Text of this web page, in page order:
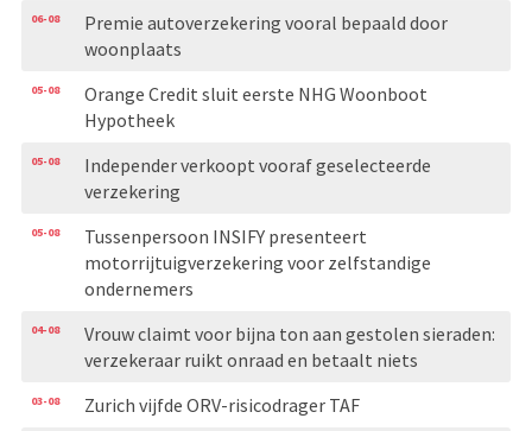
06-08
Premie autoverzekering vooral bepaald door
woonplaats
05-08
Orange Credit sluit eerste NHG Woonboot
Hypotheek
05-08
Independer verkoopt vooraf geselecteerde
verzekering
05-08
Tussenpersoon INSIFY presenteert
motorrijtuigverzekering voor zelfstandige
ondernemers
04-08
Vrouw claimt voor bijna ton aan gestolen sieraden:
verzekeraar ruikt onraad en betaalt niets
03-08 Zurich vijfde ORV-risicodrager TAF